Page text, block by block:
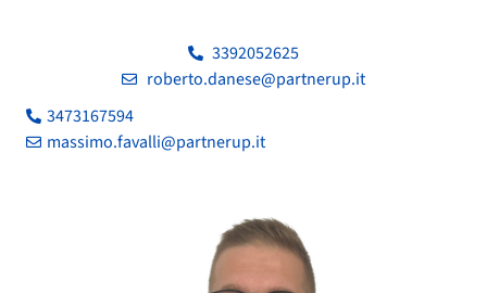
3392052625
roberto.danese@partnerup.it
3473167594
massimo.favalli@partnerup.it